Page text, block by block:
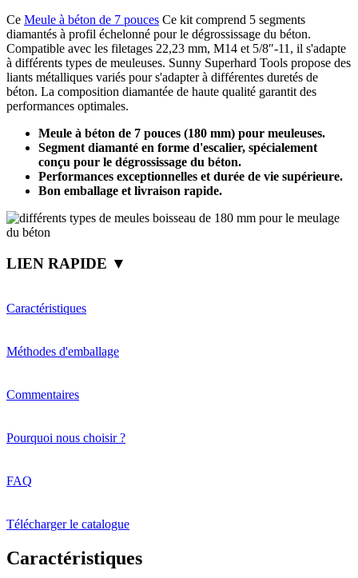
Ce Meule à béton de 7 pouces Ce kit comprend 5 segments
diamantés à profil échelonné pour le dégrossissage du béton.
Compatible avec les filetages 22,23 mm, M14 et 5/8″-11, il s'adapte
à différents types de meuleuses. Sunny Superhard Tools propose des
liants métalliques variés pour s'adapter à différentes duretés de
béton. La composition diamantée de haute qualité garantit des
performances optimales.
Meule à béton de 7 pouces (180 mm) pour meuleuses.
Segment diamanté en forme d'escalier, spécialement
conçu pour le dégrossissage du béton.
Performances exceptionnelles et durée de vie supérieure.
Bon emballage et livraison rapide.
LIEN RAPIDE ▼
Caractéristiques
Méthodes d'emballage
Commentaires
Pourquoi nous choisir ?
FAQ
Télécharger le catalogue
Caractéristiques